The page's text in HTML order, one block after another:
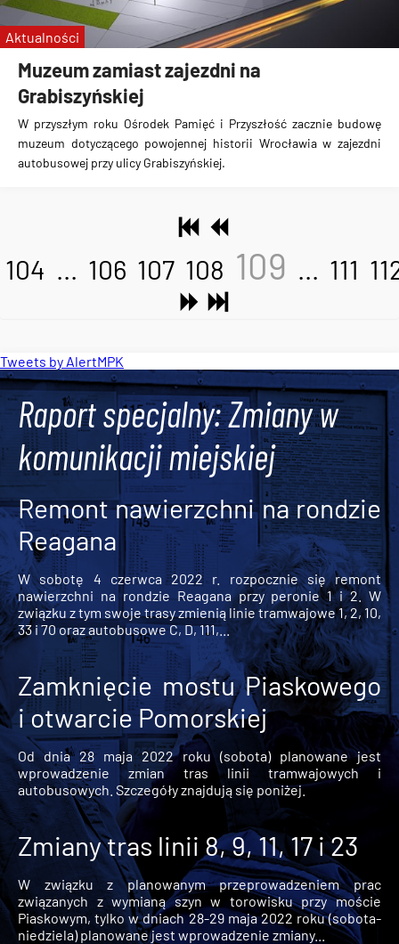
Muzeum zamiast zajezdni na
Grabiszyńskiej
W przyszłym roku Ośrodek Pamięć i Przyszłość zacznie budowę
muzeum dotyczącego powojennej historii Wrocławia w zajezdni
autobusowej przy ulicy Grabiszyńskiej.
Aktualności
104 ... 106 107 108 109 ... 111
Tweets by AlertMPK
Raport specjalny: Zmiany w
komunikacji miejskiej
Remont nawierzchni na rondzie
Reagana
W sobotę 4 czerwca 2022 r. rozpocznie się remont
nawierzchni na rondzie Reagana przy peronie 1 i 2. W
związku z tym swoje trasy zmienią linie tramwajowe 1, 2, 10,
33 i 70 oraz autobusowe C, D, 111,...
Zamknięcie mostu Piaskowego
i otwarcie Pomorskiej
Od dnia 28 maja 2022 roku (sobota) planowane jest
wprowadzenie zmian tras linii tramwajowych i
autobusowych. Szczegóły znajdują się poniżej.
Zmiany tras linii 8, 9, 11, 17 i 23
W związku z planowanym przeprowadzeniem prac
związanych z wymianą szyn w torowisku przy moście
Piaskowym, tylko w dniach 28-29 maja 2022 roku (sobota-
niedziela) planowane jest wprowadzenie zmiany...